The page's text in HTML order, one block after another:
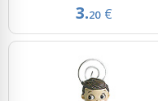
3.20 €